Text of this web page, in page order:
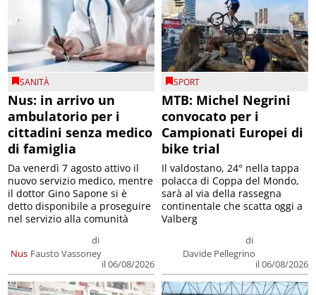
SANITÀ
Nus: in arrivo un
ambulatorio per i
cittadini senza medico
di famiglia
Nus
di
Fausto Vassoney
il 06/08/2026
Da venerdì 7 agosto attivo il
nuovo servizio medico, mentre
il dottor Gino Sapone si è
detto disponibile a proseguire
nel servizio alla comunità
SPORT
MTB: Michel Negrini
convocato per i
Campionati Europei di
bike trial
di
Davide Pellegrino
il 06/08/2026
Il valdostano, 24° nella tappa
polacca di Coppa del Mondo,
sarà al via della rassegna
continentale che scatta oggi a
Valberg